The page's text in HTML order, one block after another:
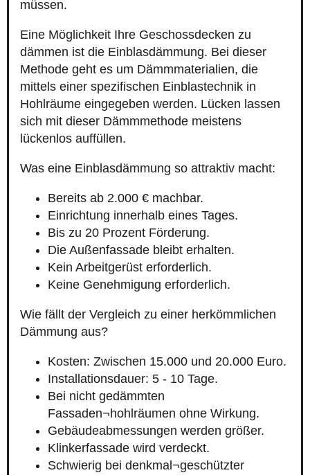
müssen.
Eine Möglichkeit Ihre Geschossdecken zu
dämmen ist die Einblasdämmung. Bei dieser
Methode geht es um Dämmmaterialien, die
mittels einer spezifischen Einblastechnik in
Hohlräume eingegeben werden. Lücken lassen
sich mit dieser Dämmmethode meistens
lückenlos auffüllen.
Was eine Einblasdämmung so attraktiv macht:
Bereits ab 2.000 € machbar.
Einrichtung innerhalb eines Tages.
Bis zu 20 Prozent Förderung.
Die Außenfassade bleibt erhalten.
Kein Arbeitgerüst erforderlich.
Keine Genehmigung erforderlich.
Wie fällt der Vergleich zu einer herkömmlichen
Dämmung aus?
Kosten: Zwischen 15.000 und 20.000 Euro.
Installationsdauer: 5 - 10 Tage.
Bei nicht gedämmten
Fassaden¬hohlräumen ohne Wirkung.
Gebäudeabmessungen werden größer.
Klinkerfassade wird verdeckt.
Schwierig bei denkmal¬geschützter